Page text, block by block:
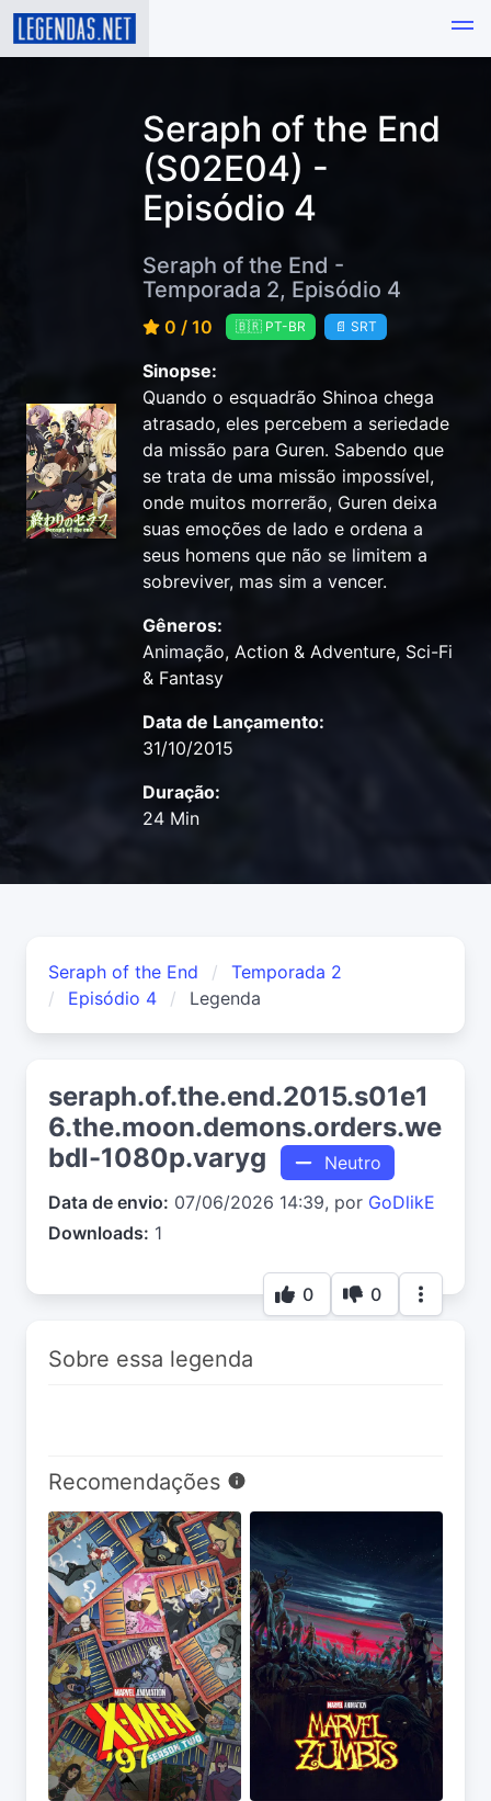
Seraph of the End
(S02E04) -
Episódio 4
Seraph of the End -
Temporada 2, Episódio 4
0 / 10 🇧🇷 PT-BR 📄 SRT
Sinopse:
Quando o esquadrão Shinoa chega
atrasado, eles percebem a seriedade
da missão para Guren. Sabendo que
se trata de uma missão impossível,
onde muitos morrerão, Guren deixa
suas emoções de lado e ordena a
seus homens que não se limitem a
sobreviver, mas sim a vencer.
Gêneros:
Animação, Action & Adventure, Sci-Fi
& Fantasy
Data de Lançamento:
31/10/2015
Duração:
24 Min
Seraph of the End
Temporada 2
Episódio 4
Legenda
seraph.of.the.end.2015.s01e1
6.the.moon.demons.orders.we
bdl-1080p.varyg
Neutro
Data de envio: 07/06/2026 14:39, por GoDlikE
Downloads: 1
0 0
Sobre essa legenda
Recomendações